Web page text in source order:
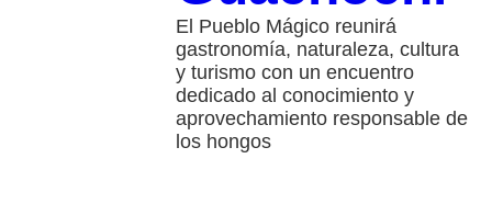
El Pueblo Mágico reunirá
gastronomía, naturaleza, cultura
y turismo con un encuentro
dedicado al conocimiento y
aprovechamiento responsable de
los hongos